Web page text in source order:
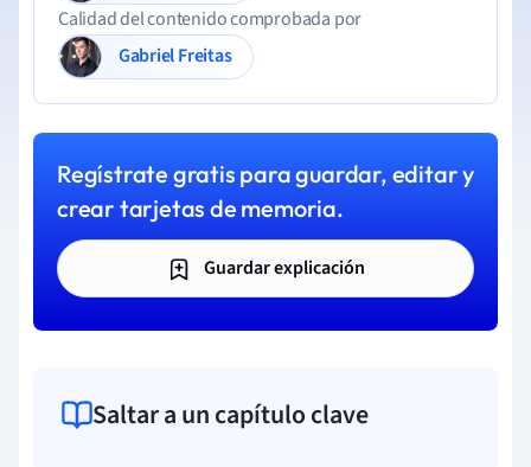
Calidad del contenido comprobada por
Gabriel Freitas
Regístrate gratis para guardar, editar y
crear tarjetas de memoria.
Guardar explicación
Saltar a un capítulo clave